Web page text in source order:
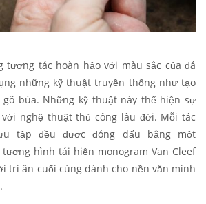
tương tác hoàn hảo với màu sắc của đá
những kỹ thuật truyền thống như tạo
gõ búa. Những kỹ thuật này thể hiện sự
nghệ thuật thủ công lâu đời. Mỗi tác
tập đều được đóng dấu bằng một
hình tái hiện monogram Van Cleef
tri ân cuối cùng dành cho nền văn minh